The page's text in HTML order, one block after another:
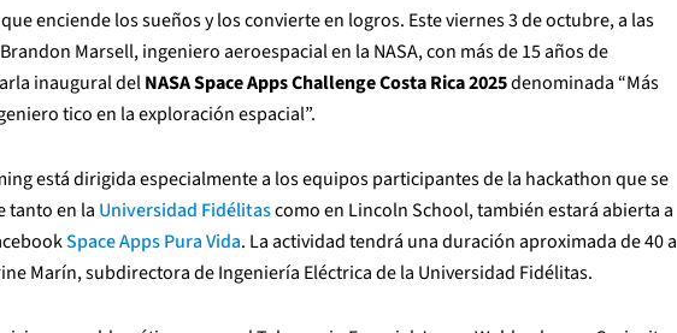
enciende los sueños y los convierte en logros. Este viernes 3 de octubre, a las
Marsell, ingeniero aeroespacial en la NASA, con más de 15 años de
inaugural delNASA Space Apps Challenge Costa Rica 2025denominada “Más
tico en la exploración espacial”.
está dirigida especialmente a los equipos participantes de la hackathon que se
tanto en la Universidad Fidélitascomo en Lincoln School, también estará abierta a
Space Apps Pura Vida. La actividad tendrá una duración aproximada de 40 a
Marín, subdirectora de Ingeniería Eléctrica de la Universidad Fidélitas.